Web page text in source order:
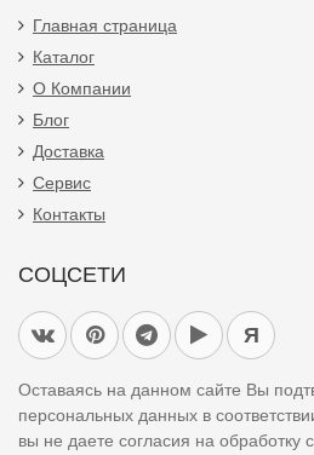
Главная страница
Каталог
О Компании
Блог
Доставка
Сервис
Контакты
СОЦСЕТИ
Я
Оставаясь на данном сайте Вы
персональных данных в
вы не даете согласия на